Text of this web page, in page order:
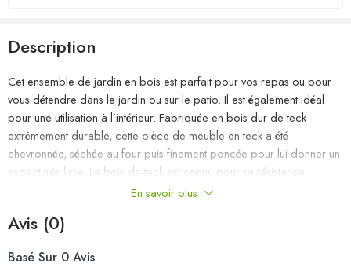
Description
Cet ensemble de jardin en bois est parfait pour vos repas ou pour
vous détendre dans le jardin ou sur le patio. Il est également idéal
pour une utilisation à l’intérieur. Fabriquée en bois dur de teck
extrêmement durable, cette pièce de meuble en teck a été
chevronnée, séchée au four puis finement poncée pour lui donner un
aspect très lisse. Le bois de teck est connu pour sa résistance
exceptionnelle aux intempéries, ce qui le rend bien plus adapté aux
choix idéal si vous souhaitez acheter une pièce de meubles de jardin
au bois une couleur chaude. La table comprend un trou pour un
En savoir plus
Avis (0)
Basé Sur 0 Avis